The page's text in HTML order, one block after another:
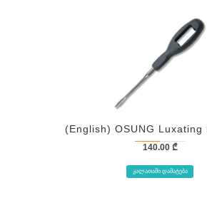
(English) OSUNG Luxating
140.00 ₾
ᲙᲐᲚᲐᲗᲐᲨᲘ ᲓᲐᲛᲐᲢᲔᲑᲐ